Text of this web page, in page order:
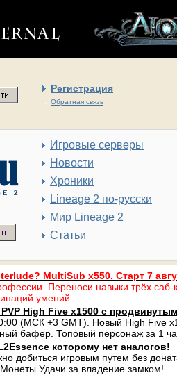
Регистрация
Обратная связь
Игровые серверы
Новости
Хроники
Lineage 2 по-русски
Мир Lineage 2
Статьи
MultiSub x550. Старт 7
Переноси навыки трёх саб-
умений.
High Five x1500 с
(МСК +3 GMT). Новый High Five
бафер. Топовый персонаж за 1
которому нет аналогов!
добиться игровым путем без
Удачи за владение замком!